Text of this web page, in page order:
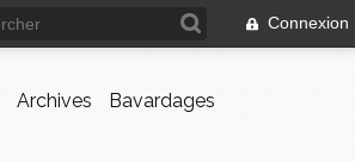
Connexion
Archives Bavardages